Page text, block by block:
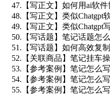
47.【写正文】如何用ai软
48.【写正文】类似Chatgpt
49.【写正文】类似Chatgpt
50.【写话题】笔记话题怎
51.【写话题】如何高效复
52.【关联商品】笔记挂车
53.【参考案例】笔记怎么
54.【参考案例】笔记怎么
55.【参考案例】笔记怎么